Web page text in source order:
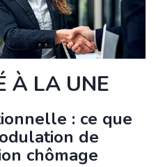
À LA UNE
: ce que
de
chômage